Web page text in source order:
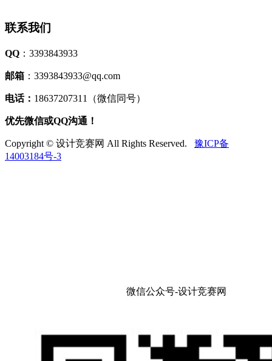
联系我们
QQ ：3393843933
邮箱 ：3393843933@qq.com
电话： 18637207311（微信同号）
优先微信或QQ沟通！
Copyright © 设计竞赛网 All Rights Reserved.
豫ICP备
14003184号-3
微信公众号-设计竞赛网